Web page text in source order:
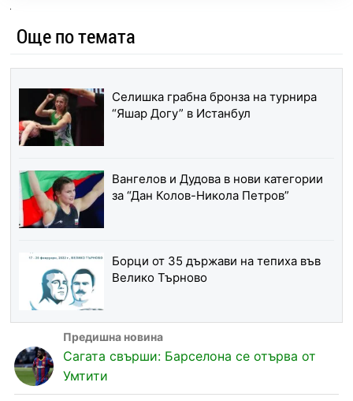
Още по темата
Селишка грабна бронза на турнира
“Яшар Догу” в Истанбул
Вангелов и Дудова в нови категории
за “Дан Колов-Никола Петров”
Борци от 35 държави на тепиха във
Велико Търново
Сагата свърши: Барселона се отърва от
Умтити